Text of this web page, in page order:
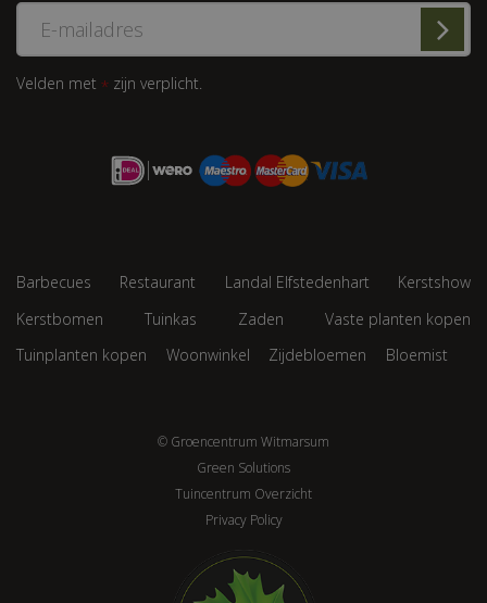
Velden met * zijn verplicht.
Barbecues Restaurant Landal Elfstedenhart
Kerstshow
Kerstbomen
Tuinkas Zaden
Vaste planten kopen
Tuinplanten kopen
Woonwinkel Zijdebloemen Bloemist
© Groencentrum Witmarsum
Green Solutions
Tuincentrum Overzicht
Privacy Policy